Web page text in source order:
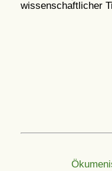
wissenschaftlicher